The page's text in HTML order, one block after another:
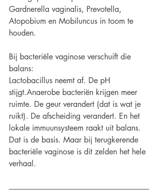
Gardnerella vaginalis, Prevotella,
Atopobium en Mobiluncus in toom te
houden.
Bij bacteriële vaginose verschuift die
balans:
Lactobacillus neemt af. De pH
stijgt.Anaerobe bacteriën krijgen meer
ruimte. De geur verandert (dat is wat je
ruikt). De afscheiding verandert. En het
lokale immuunsysteem raakt uit balans.
Dat is de basis. Maar bij terugkerende
bacteriële vaginose is dit zelden het hele
verhaal.